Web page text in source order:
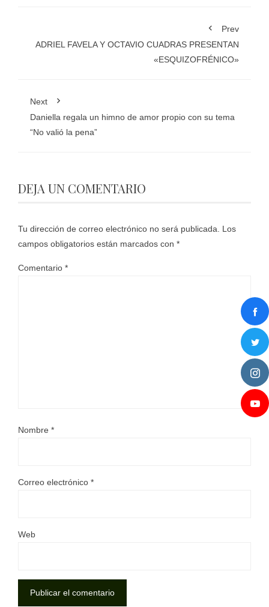
Prev
ADRIEL FAVELA Y OCTAVIO CUADRAS PRESENTAN
«ESQUIZOFRÉNICO»
Next
Daniella regala un himno de amor propio con su tema
“No valió la pena”
DEJA UN COMENTARIO
Tu dirección de correo electrónico no será publicada.
Los
campos obligatorios están marcados con *
Comentario *
Nombre *
Correo electrónico *
Web